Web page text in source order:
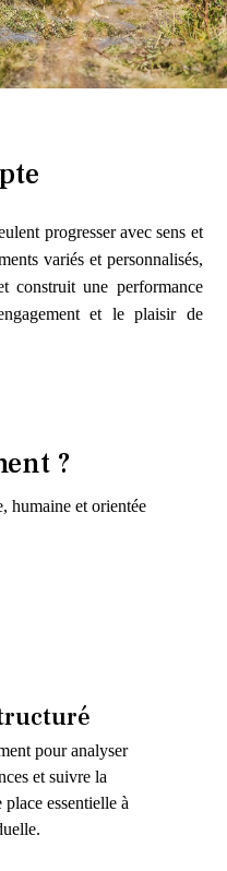
progresser avec sens et
variés et personnalisés,
construit une performance
et le plaisir de
?
humaine et orientée
pour analyser
et suivre la
essentielle à